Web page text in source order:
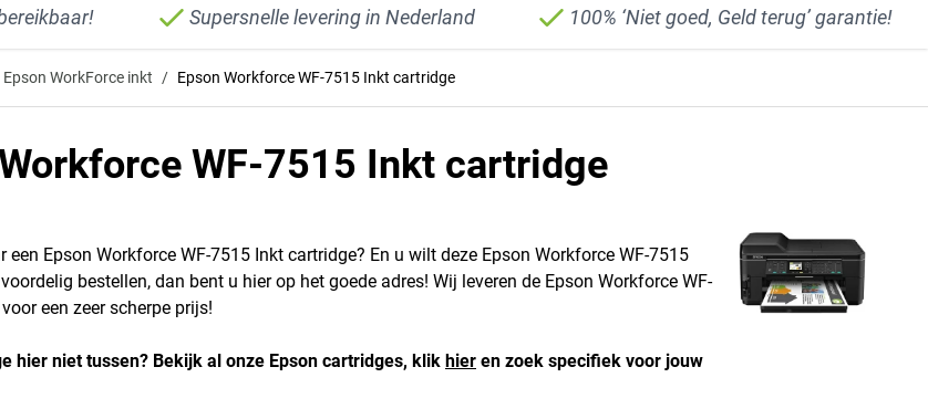
Supersnelle levering in Nederland 100% ‘Niet goed, Geld terug’ garantie!
Epson WorkForce inkt / Epson Workforce WF-7515 Inkt cartridge
WF-7515 Inkt cartridge
een Epson Workforce WF-7515 Inkt cartridge? En u wilt deze Epson Workforce WF-7515
bestellen, dan bent u hier op het goede adres! Wij leveren de Epson Workforce WF-
een zeer scherpe prijs!
hier niet tussen? Bekijk al onze Epson cartridges, klik hier en zoek specifiek voor jouw